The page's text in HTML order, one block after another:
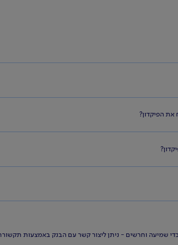
את הפיקדון?
שמיעה וחרשים - ניתן ליצור קשר עם הבנק באמצעות